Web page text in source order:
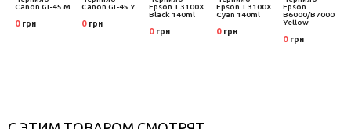
Canon GI-45 M
0 грн
Canon GI-45 Y
0 грн
Epson T3100X
Black 140ml
0 грн
Epson T3100X
Cyan 140ml
0 грн
Epson
B6000/B7000
Yellow
0 грн